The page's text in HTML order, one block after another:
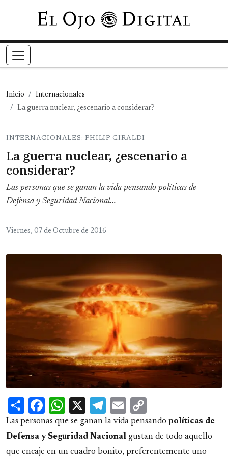
Pasar al contenido principal
Inicio
Internacionales
La guerra nuclear, ¿escenario a considerar?
INTERNACIONALES: PHILIP GIRALDI
La guerra nuclear, ¿escenario a
considerar?
Las personas que se ganan la vida pensando políticas de
Defensa y Seguridad Nacional...
Viernes, 07 de Octubre de 2016
ShareFacebook
WhatsApp
X Telegram
Email
Link
Las personas que se ganan la vida pensando políticas de
Defensa y Seguridad Nacional gustan de todo aquello
que encaje en un cuadro bonito, preferentemente uno